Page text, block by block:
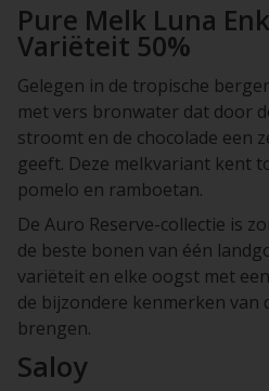
Pure Melk Luna
Variëteit 50%
Gelegen in de tropische
met vers bronwater dat door
stroomt en de chocolade een
geeft. Deze melkvariant kent
pomelo en ramboetan.
De Auro Reserve-collectie is
de beste bonen van één
variëteit en elke oogst met
de bijzondere kenmerken
brengen.
Saloy